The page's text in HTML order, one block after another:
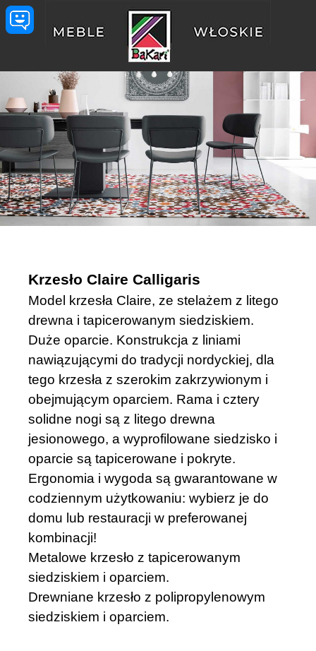
Przejdź do treści
Krzesło Claire Calligaris
Model krzesła Claire, ze stelażem z litego
drewna i tapicerowanym siedziskiem.
Duże oparcie. Konstrukcja z liniami
nawiązującymi do tradycji nordyckiej, dla
tego krzesła z szerokim zakrzywionym i
obejmującym oparciem. Rama i cztery
solidne nogi są z litego drewna
jesionowego, a wyprofilowane siedzisko i
oparcie są tapicerowane i pokryte.
Ergonomia i wygoda są gwarantowane w
codziennym użytkowaniu: wybierz je do
domu lub restauracji w preferowanej
kombinacji!
Metalowe krzesło z tapicerowanym
siedziskiem i oparciem.
Drewniane krzesło z polipropylenowym
siedziskiem i oparciem.